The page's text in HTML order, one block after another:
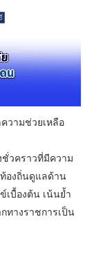
วามช่วยเหลือ
วคราวที่มีความ
องถิ่นดูแลด้าน
เบื้องต้น เน้นย้ำ
ทางราชการเป็น